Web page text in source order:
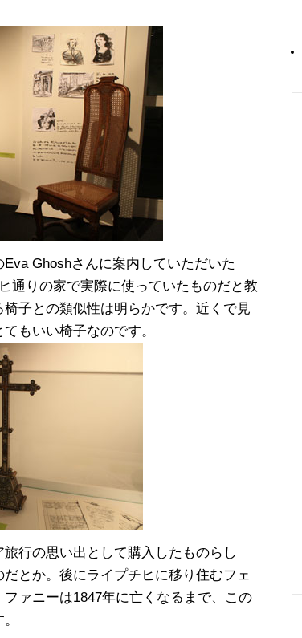
Ghoshさんに案内していただいた
通りの家で実際に使っていたものだと教
子との類似性は明らかです。近くで見
もいい椅子なのです。
行の思い出として購入したものらし
とか。後にライプチヒに移り住むフェ
ファニーは1847年に亡くなるまで、この